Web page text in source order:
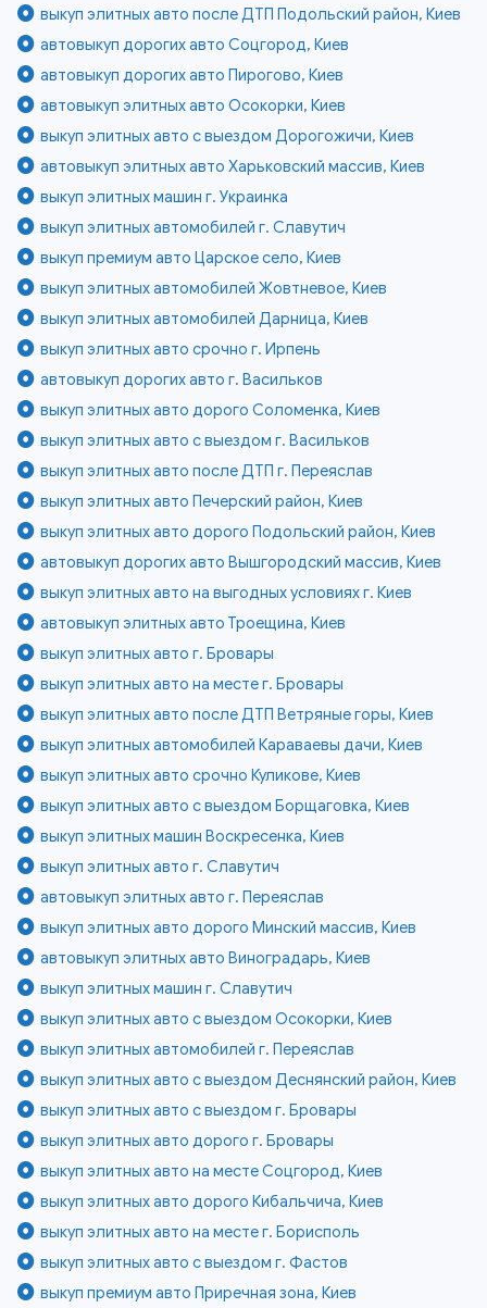
выкуп элитных авто после ДТП Подольский район, Киев
автовыкуп дорогих авто Соцгород, Киев
автовыкуп дорогих авто Пирогово, Киев
автовыкуп элитных авто Осокорки, Киев
выкуп элитных авто с выездом Дорогожичи, Киев
автовыкуп элитных авто Харьковский массив, Киев
выкуп элитных машин г. Украинка
выкуп элитных автомобилей г. Славутич
выкуп премиум авто Царское село, Киев
выкуп элитных автомобилей Жовтневое, Киев
выкуп элитных автомобилей Дарница, Киев
выкуп элитных авто срочно г. Ирпень
автовыкуп дорогих авто г. Васильков
выкуп элитных авто дорого Соломенка, Киев
выкуп элитных авто с выездом г. Васильков
выкуп элитных авто после ДТП г. Переяслав
выкуп элитных авто Печерский район, Киев
выкуп элитных авто дорого Подольский район, Киев
автовыкуп дорогих авто Вышгородский массив, Киев
выкуп элитных авто на выгодных условиях г. Киев
автовыкуп элитных авто Троещина, Киев
выкуп элитных авто г. Бровары
выкуп элитных авто на месте г. Бровары
выкуп элитных авто после ДТП Ветряные горы, Киев
выкуп элитных автомобилей Караваевы дачи, Киев
выкуп элитных авто срочно Куликове, Киев
выкуп элитных авто с выездом Борщаговка, Киев
выкуп элитных машин Воскресенка, Киев
выкуп элитных авто г. Славутич
автовыкуп элитных авто г. Переяслав
выкуп элитных авто дорого Минский массив, Киев
автовыкуп элитных авто Виноградарь, Киев
выкуп элитных машин г. Славутич
выкуп элитных авто с выездом Осокорки, Киев
выкуп элитных автомобилей г. Переяслав
выкуп элитных авто с выездом Деснянский район, Киев
выкуп элитных авто с выездом г. Бровары
выкуп элитных авто дорого г. Бровары
выкуп элитных авто на месте Соцгород, Киев
выкуп элитных авто дорого Кибальчича, Киев
выкуп элитных авто на месте г. Борисполь
выкуп элитных авто с выездом г. Фастов
выкуп премиум авто Приречная зона, Киев